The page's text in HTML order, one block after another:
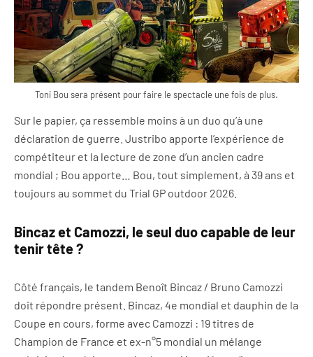
Toni Bou sera présent pour faire le spectacle une fois de plus.
Sur le papier, ça ressemble moins à un duo qu’à une
déclaration de guerre. Justribo apporte l’expérience de
compétiteur et la lecture de zone d’un ancien cadre
mondial ; Bou apporte… Bou, tout simplement, à 39 ans et
toujours au sommet du Trial GP outdoor 2026.
Bincaz et Camozzi, le seul duo capable de leur
tenir tête ?
Côté français, le tandem Benoît Bincaz / Bruno Camozzi
doit répondre présent. Bincaz, 4e mondial et dauphin de la
Coupe en cours, forme avec Camozzi : 19 titres de
Champion de France et ex-n°5 mondial un mélange